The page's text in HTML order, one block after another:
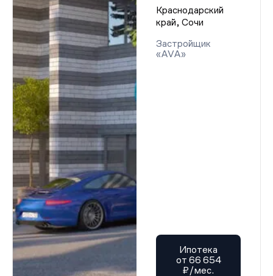
Краснодарский
край, Сочи
Застройщик
«AVA»
Ипотека
от 66 654
₽/мес.